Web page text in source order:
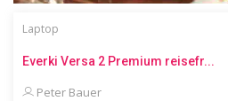
Laptop
Everki Versa 2 Premium reisefr...
Peter Bauer